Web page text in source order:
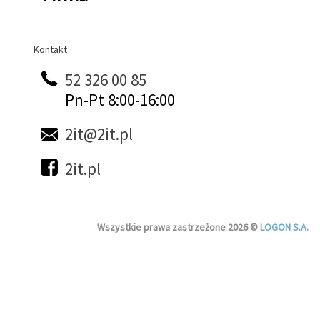
Kontakt
Kontakt
52 326 00 85
Pn-Pt 8:00-16:00
2it@2it.pl
2it.pl
Wszystkie prawa zastrzeżone 2026 ©LOGON S.A.